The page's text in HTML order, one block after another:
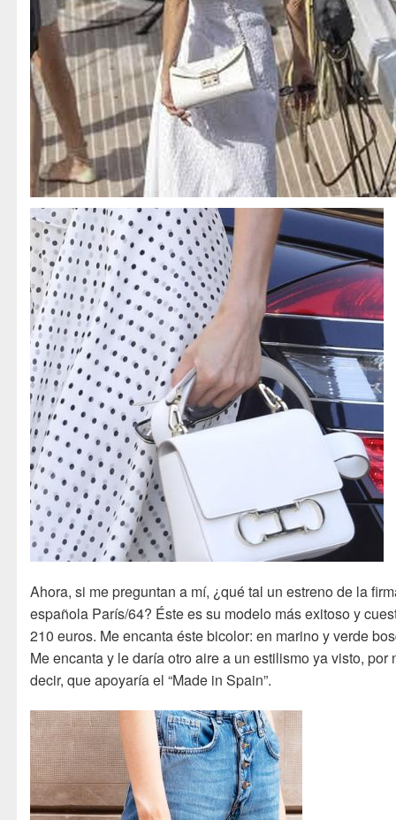
Ahora, si me preguntan a mí, ¿qué tal un estreno de la
española París/64? Éste es su modelo más exitoso y
210 euros. Me encanta éste bicolor: en marino y verde
Me encanta y le daría otro aire a un estilismo ya visto, por
decir, que apoyaría el “Made in Spain”.